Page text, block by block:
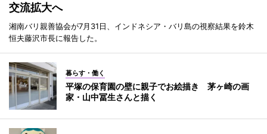
交流拡大へ
湘南バリ親善協会が7月31日、インドネシア・バリ島の視察結果を鈴木
恒夫藤沢市長に報告した。
暮らす・働く
平塚の保育園の壁に親子でお絵描き 茅ヶ崎の画
家・山中冨生さんと描く